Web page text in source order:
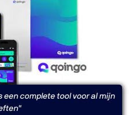
een complete tool voor al mijn